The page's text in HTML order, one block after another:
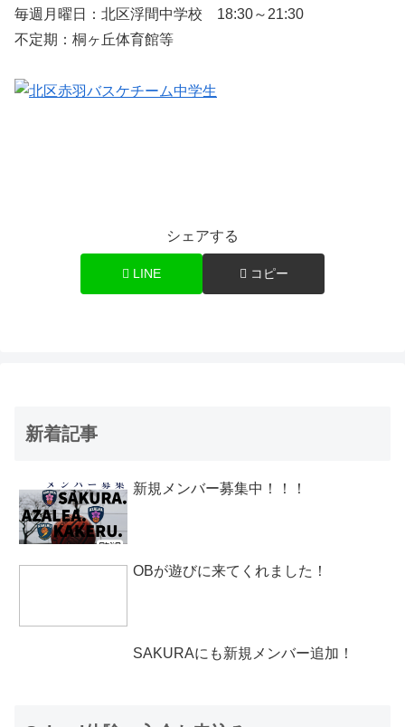
毎週月曜日：北区浮間中学校 18:30～21:30
不定期：桐ヶ丘体育館等
シェアする
LINE コピー
新着記事
新規メンバー募集中！！！
OBが遊びに来てくれました！
SAKURAにも新規メンバー追加！